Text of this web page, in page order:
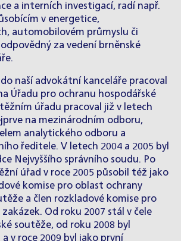
a interních investigací, radí např.
v energetice,
automobilovém průmyslu či
za vedení brněnské
naší advokátní kanceláře pracoval
Úřadu pro ochranu hospodářské
úřadu pracoval již v letech
na mezinárodním odboru,
analytického odboru a
ředitele. V letech 2004 a 2005 byl
Nejvyššího správního soudu. Po
úřad v roce 2005 působil též jako
komise pro oblast ochrany
a člen rozkladové komise pro
Od roku 2007 stál v čele
soutěže, od roku 2008 byl
v roce 2009 byl jako první